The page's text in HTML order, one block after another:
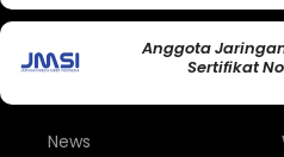
Anggota
Sertifikat
News